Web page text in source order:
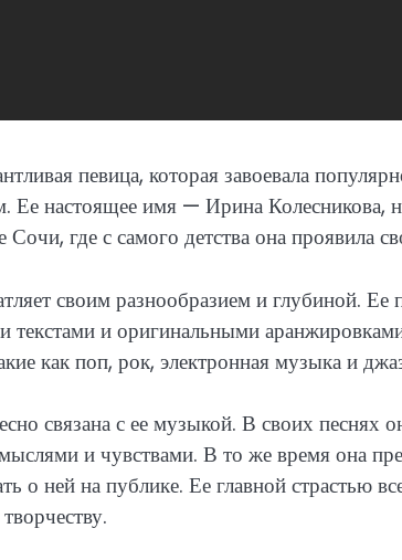
певица, которая завоевала
Ее настоящее имя — Ирина Колесникова,
Сочи, где с самого детства она проявила
своим разнообразием и глубиной.
текстами и оригинальными
как поп, рок, электронная музыка и
связана с ее музыкой. В своих песнях
и чувствами. В то же время она
о ней на публике. Ее главной страстью